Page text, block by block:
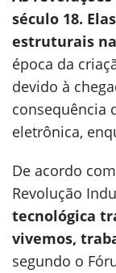
século 18.
estruturais
época da
devido à
consequência
eletrônica,
De acordo
Revolução
tecnológica
vivemos,
segundo o